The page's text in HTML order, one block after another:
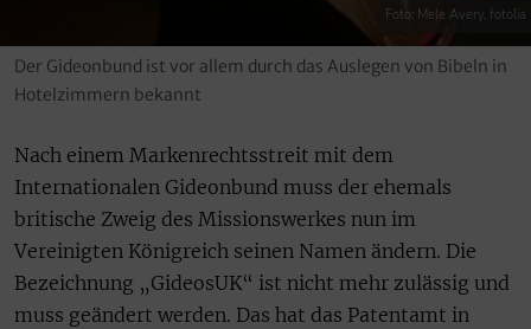
Foto: Mele Avery, fotolia
Der Gideonbund ist vor allem durch das Auslegen von Bibeln in
Hotelzimmern bekannt
Nach einem Markenrechtsstreit mit dem
Internationalen Gideonbund muss der ehemals
britische Zweig des Missionswerkes nun im
Vereinigten Königreich seinen Namen ändern. Die
Bezeichnung „GideosUK“ ist nicht mehr zulässig und
muss geändert werden. Das hat das Patentamt in